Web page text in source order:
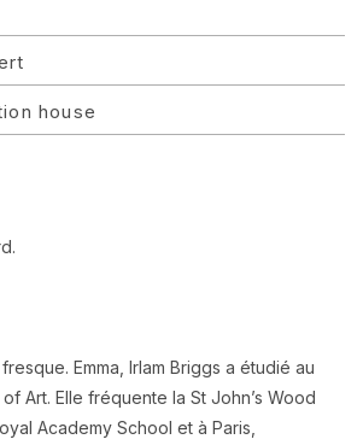
house
Emma, Irlam Briggs a étudié au
Art. Elle fréquente la St John’s Wood
Academy School et à Paris,